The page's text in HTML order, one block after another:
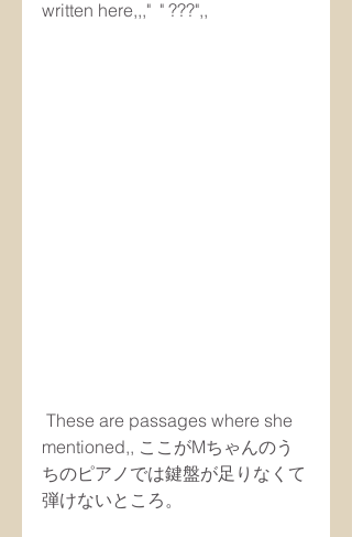
written here,,,"  " ???",,
mentioned,, ここがMちゃんのう
ちのピアノでは鍵盤が足りなくて
弾けないところ。